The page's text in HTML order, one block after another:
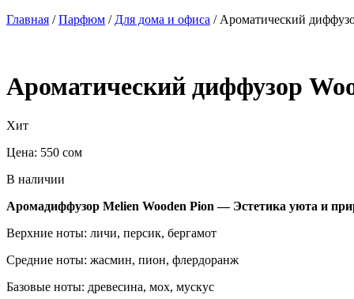
Главная /Парфюм / Для дома и офиса / Ароматический
Ароматический диффузор
Хит
Цена: 550 сом
В наличии
Аромадиффузор Melien Wooden Pion — Эстетика уюта и
Верхние ноты: личи, персик, бергамот
Средние ноты: жасмин, пион, флердоранж
Базовые ноты: древесина, мох, мускус